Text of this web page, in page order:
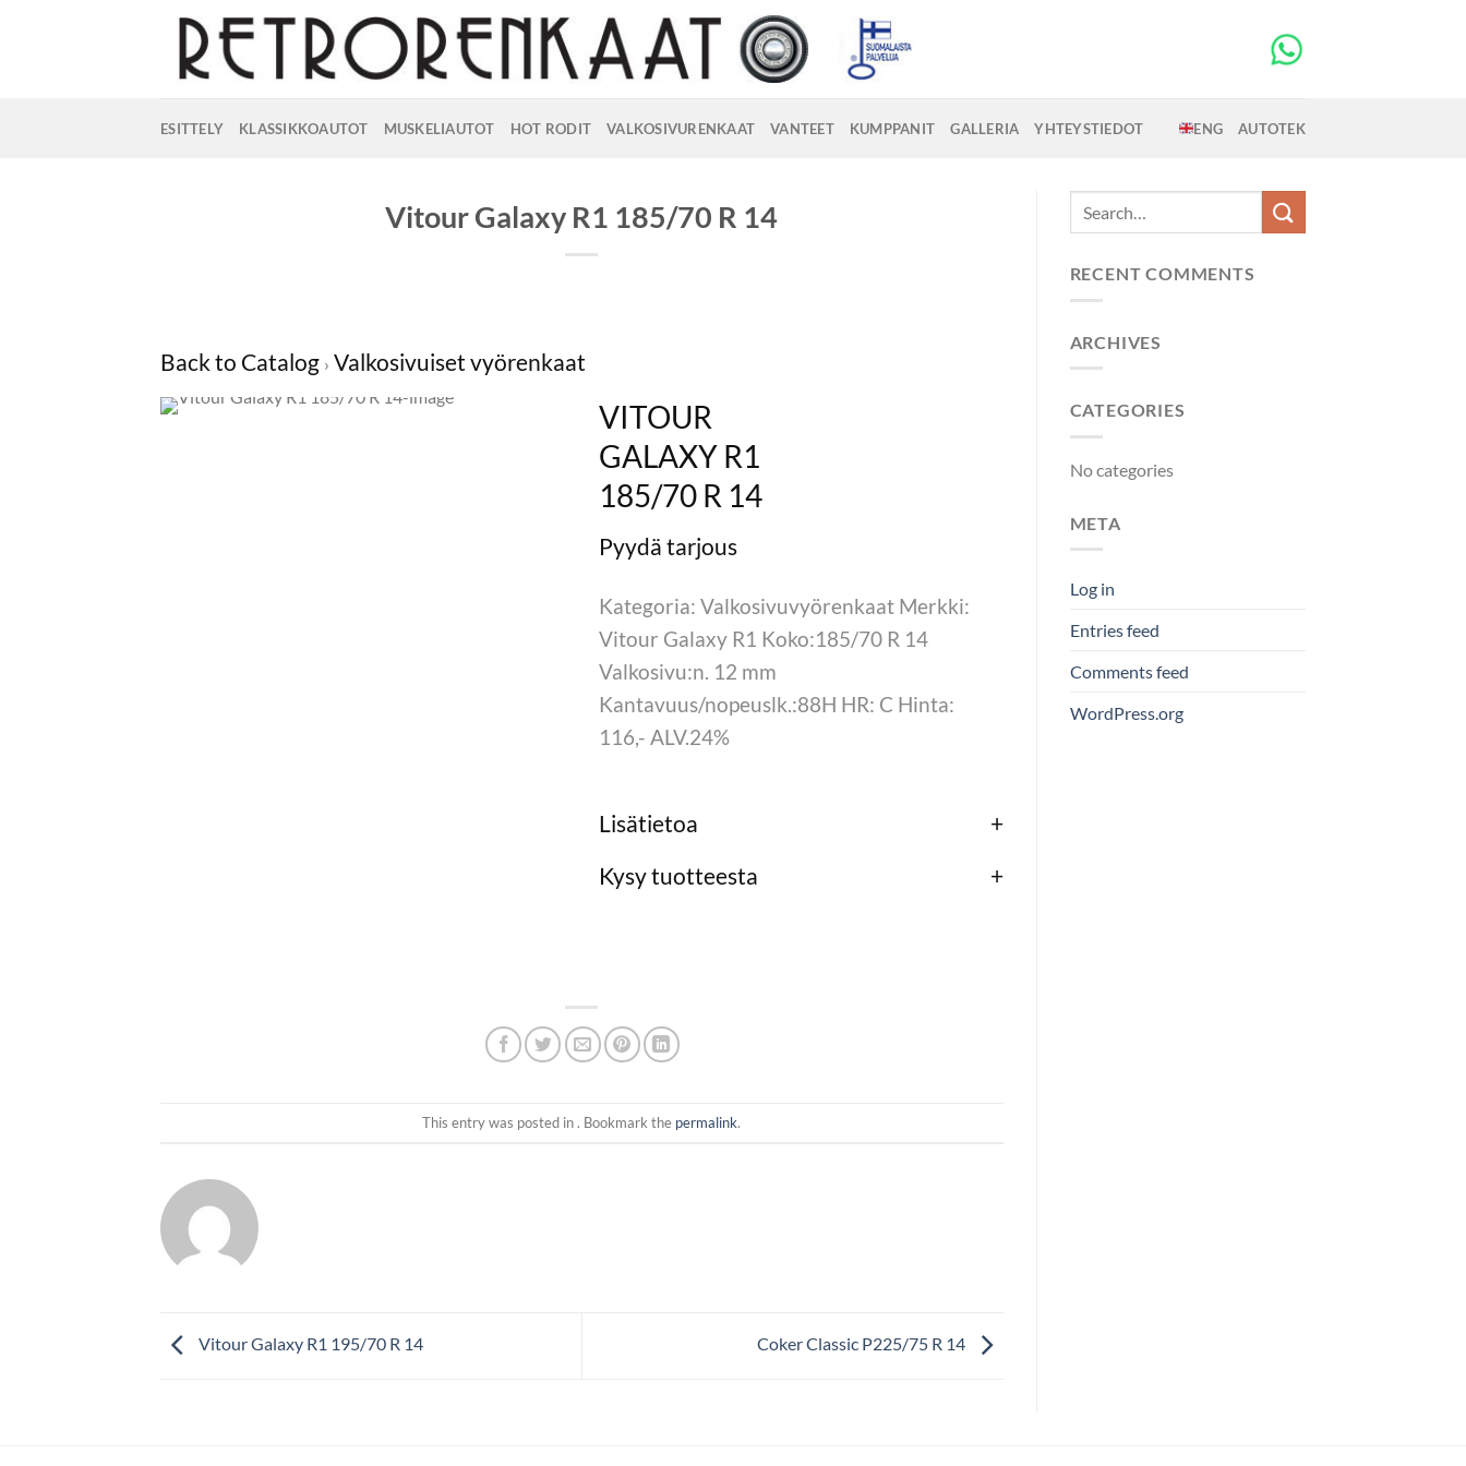
ESITTELY KLASSIKKOAUTOT MUSKELIAUTOT HOT RODIT VALKOSIVURENKAAT VANTEET KUMPPANIT GALLERIA YHTEYSTIEDOT ENG AUTOTEK
Vitour Galaxy R1 185/70 R 14
Back to Catalog Valkosivuiset vyörenkaat
VITOUR
GALAXY R1
185/70 R 14
Kategoria: Valkosivuvyörenkaat Merkki:
Vitour Galaxy R1 Koko:185/70 R 14
Valkosivu:n. 12 mm
Kantavuus/nopeuslk.:88H HR: C Hinta:
116,- ALV.24%
Lisätietoa
Kysy tuotteesta
This entry was posted in . Bookmark the permalink.
Vitour Galaxy R1 195/70 R 14 Coker Classic P225/75 R 14
RECENT COMMENTS
ARCHIVES
CATEGORIES
No categories
META
Log in
Entries feed
Comments feed
WordPress.org